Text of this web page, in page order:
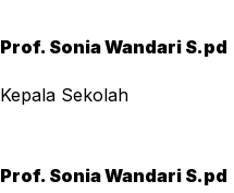
Prof. Sonia Wandari S.pd
Kepala Sekolah
Prof. Sonia Wandari S.pd